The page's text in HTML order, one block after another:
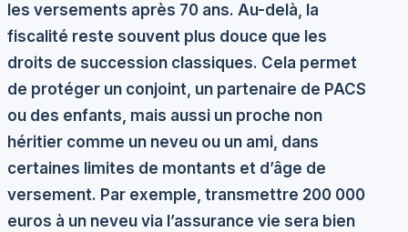
les versements après 70 ans. Au-delà, la
fiscalité reste souvent plus douce que les
droits de succession classiques. Cela permet
de protéger un conjoint, un partenaire de PACS
ou des enfants, mais aussi un proche non
héritier comme un neveu ou un ami, dans
certaines limites de montants et d’âge de
versement. Par exemple, transmettre 200 000
euros à un neveu via l’assurance vie sera bien